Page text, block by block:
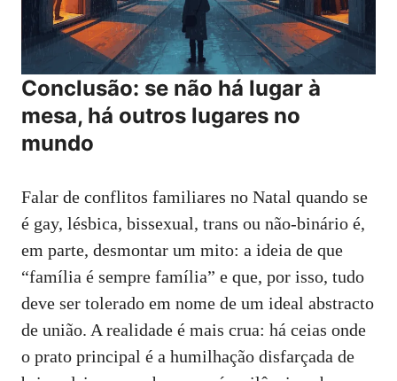
Conclusão: se não há lugar à
mesa, há outros lugares no
mundo
Falar de conflitos familiares no Natal quando se
é gay, lésbica, bissexual, trans ou não‑binário é,
em parte, desmontar um mito: a ideia de que
“família é sempre família” e que, por isso, tudo
deve ser tolerado em nome de um ideal abstracto
de união. A realidade é mais crua: há ceias onde
o prato principal é a humilhação disfarçada de